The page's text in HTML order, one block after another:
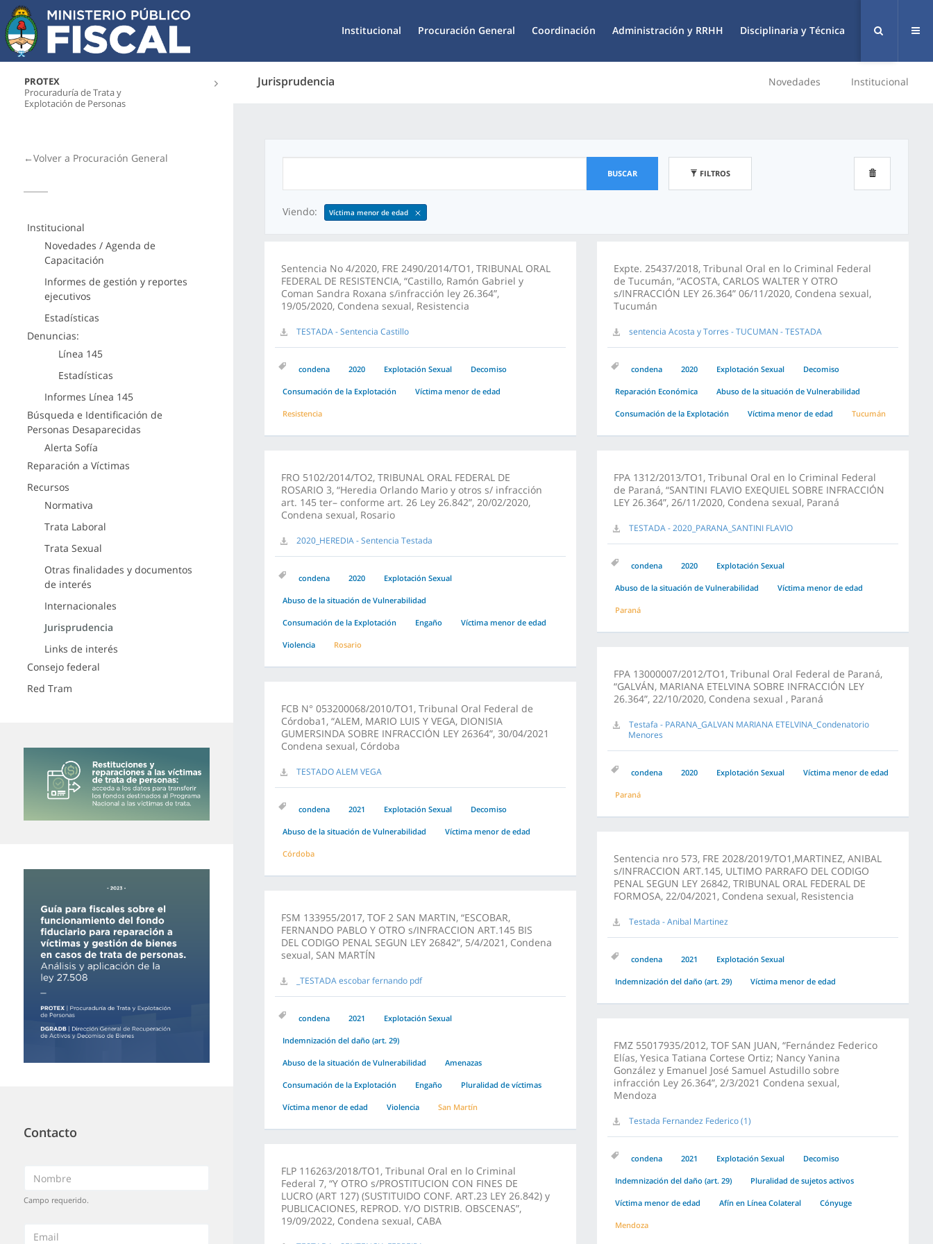
Institucional Procuración General Coordinación Administración y RRHH Disciplinaria y Técnica
PROTEX
Procuraduría de Trata y
Explotación de Personas
Jurisprudencia Novedades Institucional
←Volver a Procuración General
Institucional
Novedades / Agenda de
Capacitación
Informes de gestión y reportes
ejecutivos
Estadísticas
Denuncias:
Línea 145
Estadísticas
Informes Línea 145
Búsqueda e Identificación de
Personas Desaparecidas
Alerta Sofía
Reparación a Víctimas
Recursos
Normativa
Trata Laboral
Trata Sexual
Otras finalidades y documentos
de interés
Internacionales
Jurisprudencia
Links de interés
Consejo federal
Red Tram
Contacto
Campo requerido.
BUSCAR FILTROS
Viendo: Víctima menor de edad
Sentencia No 4/2020, FRE 2490/2014/TO1, TRIBUNAL ORAL
FEDERAL DE RESISTENCIA, “Castillo, Ramón Gabriel y
Coman Sandra Roxana s/infracción ley 26.364”,
19/05/2020, Condena sexual, Resistencia
TESTADA - Sentencia Castillo
condena 2020 Explotación Sexual Decomiso
Consumación de la Explotación Víctima menor de edad
Resistencia
Expte. 25437/2018, Tribunal Oral en lo Criminal Federal
de Tucumán, “ACOSTA, CARLOS WALTER Y OTRO
s/INFRACCIÓN LEY 26.364” 06/11/2020, Condena sexual,
Tucumán
sentencia Acosta y Torres - TUCUMAN - TESTADA
condena 2020 Explotación Sexual Decomiso
Reparación Económica Abuso de la situación de Vulnerabilidad
Consumación de la Explotación Víctima menor de edad Tucumán
FRO 5102/2014/TO2, TRIBUNAL ORAL FEDERAL DE
ROSARIO 3, “Heredia Orlando Mario y otros s/ infracción
art. 145 ter– conforme art. 26 Ley 26.842”, 20/02/2020,
Condena sexual, Rosario
2020_HEREDIA - Sentencia Testada
condena 2020 Explotación Sexual
Abuso de la situación de Vulnerabilidad
Consumación de la Explotación Engaño Víctima menor de edad
Violencia Rosario
FPA 1312/2013/TO1, Tribunal Oral en lo Criminal Federal
de Paraná, “SANTINI FLAVIO EXEQUIEL SOBRE INFRACCIÓN
LEY 26.364”, 26/11/2020, Condena sexual, Paraná
TESTADA - 2020_PARANA_SANTINI FLAVIO
condena 2020 Explotación Sexual
Abuso de la situación de Vulnerabilidad Víctima menor de edad
Paraná
FPA 13000007/2012/TO1, Tribunal Oral Federal de Paraná,
“GALVÁN, MARIANA ETELVINA SOBRE INFRACCIÓN LEY
26.364”, 22/10/2020, Condena sexual , Paraná
Testafa - PARANA_GALVAN MARIANA ETELVINA_Condenatorio
Menores
condena 2020 Explotación Sexual Víctima menor de edad
Paraná
FCB N° 053200068/2010/TO1, Tribunal Oral Federal de
Córdoba1, “ALEM, MARIO LUIS Y VEGA, DIONISIA
GUMERSINDA SOBRE INFRACCIÓN LEY 26364”, 30/04/2021
Condena sexual, Córdoba
TESTADO ALEM VEGA
condena 2021 Explotación Sexual Decomiso
Abuso de la situación de Vulnerabilidad Víctima menor de edad
Córdoba
Sentencia nro 573, FRE 2028/2019/TO1,MARTINEZ, ANIBAL
s/INFRACCION ART.145, ULTIMO PARRAFO DEL CODIGO
PENAL SEGUN LEY 26842, TRIBUNAL ORAL FEDERAL DE
FORMOSA, 22/04/2021, Condena sexual, Resistencia
Testada - Anibal Martinez
condena 2021 Explotación Sexual
Indemnización del daño (art. 29) Víctima menor de edad
FSM 133955/2017, TOF 2 SAN MARTIN, “ESCOBAR,
FERNANDO PABLO Y OTRO s/INFRACCION ART.145 BIS
DEL CODIGO PENAL SEGUN LEY 26842”, 5/4/2021, Condena
sexual, SAN MARTÍN
_TESTADA escobar fernando pdf
condena 2021 Explotación Sexual
Indemnización del daño (art. 29)
Abuso de la situación de Vulnerabilidad Amenazas
Consumación de la Explotación Engaño Pluralidad de víctimas
Víctima menor de edad Violencia San Martín
FMZ 55017935/2012, TOF SAN JUAN, “Fernández Federico
Elías, Yesica Tatiana Cortese Ortiz; Nancy Yanina
González y Emanuel José Samuel Astudillo sobre
infracción Ley 26.364”, 2/3/2021 Condena sexual,
Mendoza
Testada Fernandez Federico (1)
condena 2021 Explotación Sexual Decomiso
Indemnización del daño (art. 29) Pluralidad de sujetos activos
Víctima menor de edad Afín en Línea Colateral Cónyuge
Mendoza
FLP 116263/2018/TO1, Tribunal Oral en lo Criminal
Federal 7, “Y OTRO s/PROSTITUCION CON FINES DE
LUCRO (ART 127) (SUSTITUIDO CONF. ART.23 LEY 26.842) y
PUBLICACIONES, REPROD. Y/O DISTRIB. OBSCENAS”,
19/09/2022, Condena sexual, CABA